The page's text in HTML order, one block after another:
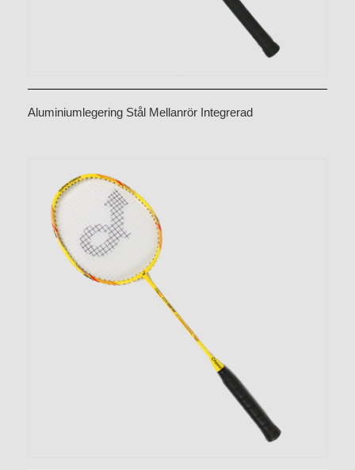
Aluminiumlegering Stål Mellanrör Integrerad